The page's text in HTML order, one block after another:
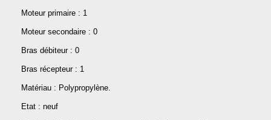
Moteur primaire : 1
Moteur secondaire : 0
Bras débiteur : 0
Bras récepteur : 1
Matériau : Polypropylène.
Etat : neuf